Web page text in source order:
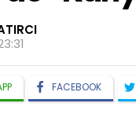
FACEBOOK